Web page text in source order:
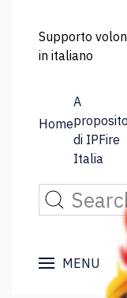
Supporto
in italiano
Home
A
proposito
di IPFire
Italia
MENU